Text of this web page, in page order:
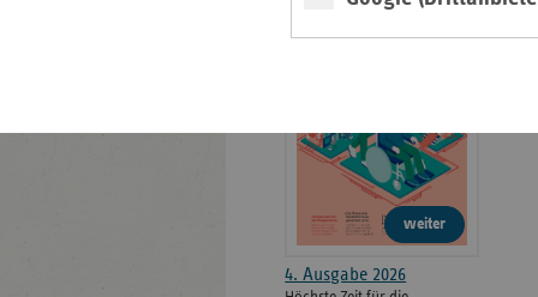
ePaper
weiter
4. Ausgabe 2026